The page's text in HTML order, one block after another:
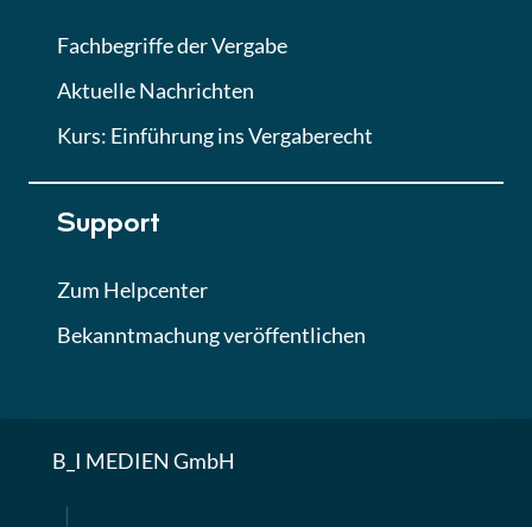
Fachbegriffe der Vergabe
Aktuelle Nachrichten
Kurs: Einführung ins Vergaberecht
Support
Zum Helpcenter
Bekanntmachung veröffentlichen
B_I MEDIEN GmbH